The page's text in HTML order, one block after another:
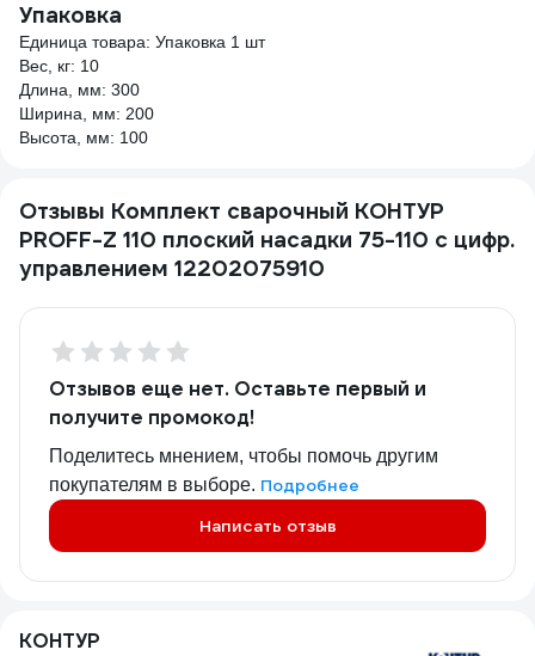
Упаковка
Единица товара: Упаковка 1 шт
Вес, кг: 10
Длина, мм: 300
Ширина, мм: 200
Высота, мм: 100
Отзывы Комплект сварочный КОНТУР
PROFF-Z 110 плоский насадки 75-110 с цифр.
управлением 12202075910
Отзывов еще нет. Оставьте первый и
получите промокод!
Поделитесь мнением, чтобы помочь другим
покупателям в выборе. Подробнее
Написать отзыв
КОНТУР